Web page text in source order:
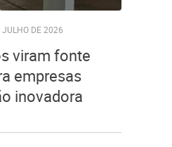
JULHO DE 2026
viram fonte
empresas
inovadora